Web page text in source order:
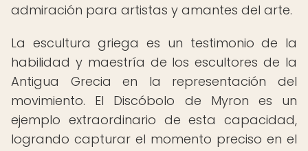
admiración para artistas y amantes del arte.
La escultura griega es un testimonio de la
habilidad y maestría de los escultores de la
Antigua Grecia en la representación del
movimiento. El Discóbolo de Myron es un
ejemplo extraordinario de esta capacidad,
logrando capturar el momento preciso en el